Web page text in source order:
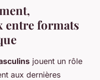
entre formats
jouent un rôle
aux dernières